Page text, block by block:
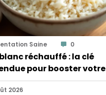
Saine 0
réchauffé : la clé
pour booster votre
2026